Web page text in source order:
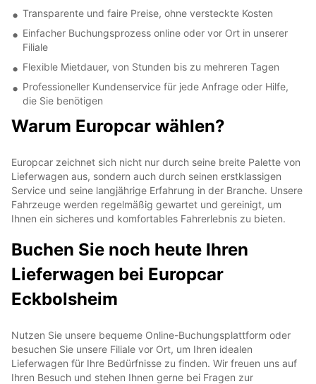
Transparente und faire Preise, ohne versteckte Kosten
Einfacher Buchungsprozess online oder vor Ort in unserer
Filiale
Flexible Mietdauer, von Stunden bis zu mehreren Tagen
Professioneller Kundenservice für jede Anfrage oder Hilfe,
die Sie benötigen
Warum Europcar wählen?
Europcar zeichnet sich nicht nur durch seine breite Palette von
Lieferwagen aus, sondern auch durch seinen erstklassigen
Service und seine langjährige Erfahrung in der Branche. Unsere
Fahrzeuge werden regelmäßig gewartet und gereinigt, um
Ihnen ein sicheres und komfortables Fahrerlebnis zu bieten.
Buchen Sie noch heute Ihren
Lieferwagen bei Europcar
Eckbolsheim
Nutzen Sie unsere bequeme Online-Buchungsplattform oder
besuchen Sie unsere Filiale vor Ort, um Ihren idealen
Lieferwagen für Ihre Bedürfnisse zu finden. Wir freuen uns auf
Ihren Besuch und stehen Ihnen gerne bei Fragen zur